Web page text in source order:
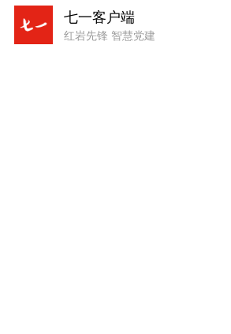
作者：王欣悦
编辑：罗欣
七一客户端
红岩先锋 智慧党建